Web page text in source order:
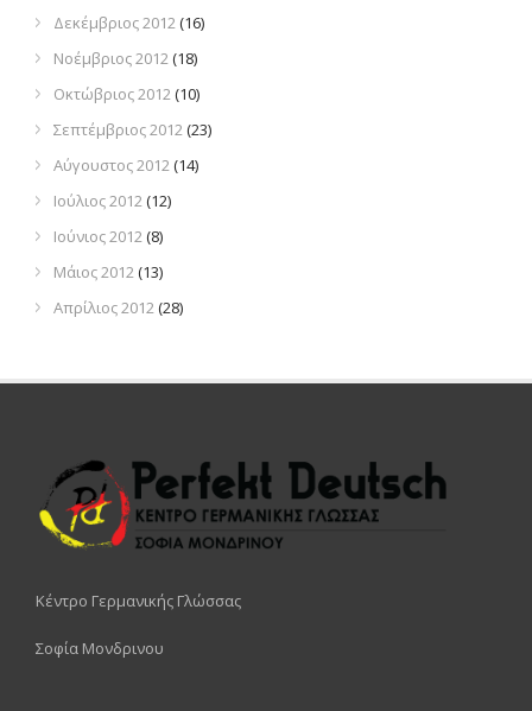
Δεκέμβριος 2012(16)
Νοέμβριος 2012(18)
Οκτώβριος 2012(10)
Σεπτέμβριος 2012(23)
Αύγουστος 2012(14)
Ιούλιος 2012(12)
Ιούνιος 2012(8)
Μάιος 2012(13)
Απρίλιος 2012(28)
Κέντρο Γερμανικής Γλώσσας
Σοφία Μονδρινου